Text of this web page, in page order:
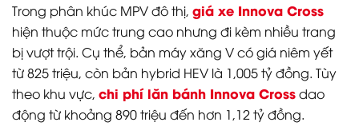
Trong phân khúc MPV đô thị, giá xe Innova Cross
hiện thuộc mức trung cao nhưng đi kèm nhiều trang
bị vượt trội. Cụ thể, bản máy xăng V có giá niêm yết
từ 825 triệu, còn bản hybrid HEV là 1,005 tỷ đồng. Tùy
theo khu vực, chi phí lăn bánh Innova Crossdao
động từ khoảng 890 triệu đến hơn 1,12 tỷ đồng.